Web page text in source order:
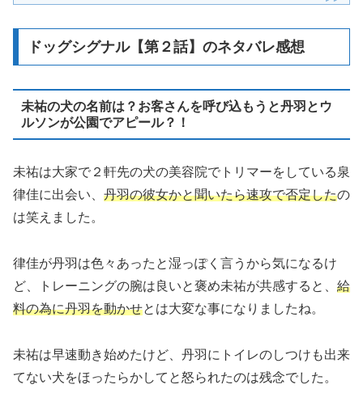
ドッグシグナル【第２話】のネタバレ感想
未祐の犬の名前は？お客さんを呼び込もうと丹羽とウ
ルソンが公園でアピール？！
未祐は大家で２軒先の犬の美容院でトリマーをしている泉
律佳に出会い、 丹羽の彼女かと聞いたら速攻で否定したの
は笑えました。
律佳が丹羽は色々あったと湿っぽく言うから気になるけ
ど、トレーニングの腕は良いと褒め未祐が共感すると、 給
料の為に丹羽を動かせとは大変な事になりましたね。
未祐は早速動き始めたけど、丹羽にトイレのしつけも出来
てない犬をほったらかしてと怒られたのは残念でした。